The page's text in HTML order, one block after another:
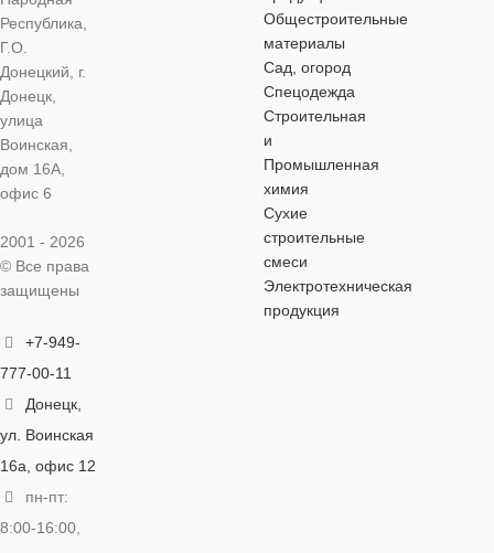
комбинированный
Республика,
Г.О.
Донецкий, г.
Донецк,
улица
Воинская,
дом 16А,
офис 6
2001 - 2026
© Все права
защищены
+7-949-
777-00-11
Донецк,
ул. Воинская
16а, офис 12
пн-пт:
8:00-16:00,
Общестроительные
материалы
Сад, огород
Спецодежда
Строительная
и
Промышленная
химия
Сухие
строительные
смеси
Электротехническая
продукция